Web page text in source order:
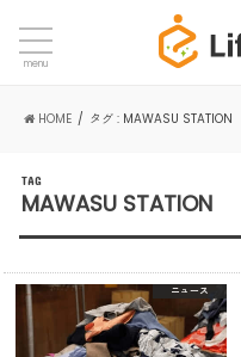
menu
HOME タグ : MAWASU STATION
TAG
MAWASU STATION
ニュース